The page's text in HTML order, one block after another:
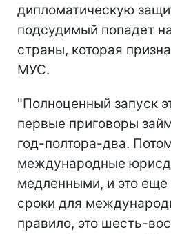
дипломатическую
подсудимый попадет
страны, которая
МУС.
"Полноценный запуск
первые приговоры
год-полтора-два.
международные
медленными, и это
сроки для
правило, это шесть-